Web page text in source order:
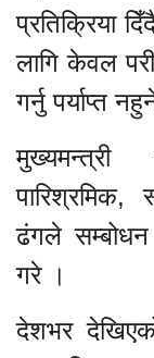
प्रतिक्रिया
लागि केवल
गर्नु पर्याप्त
मुख्यमन्त्री
पारिश्रमिक,
ढंगले
गरे ।
देशभर